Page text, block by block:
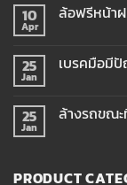
10
Apr
ล้อฟรีหน้าฝ
25
Jan
เบรคมือมี
25
Jan
ล้างรถขณะ
PRODUCT